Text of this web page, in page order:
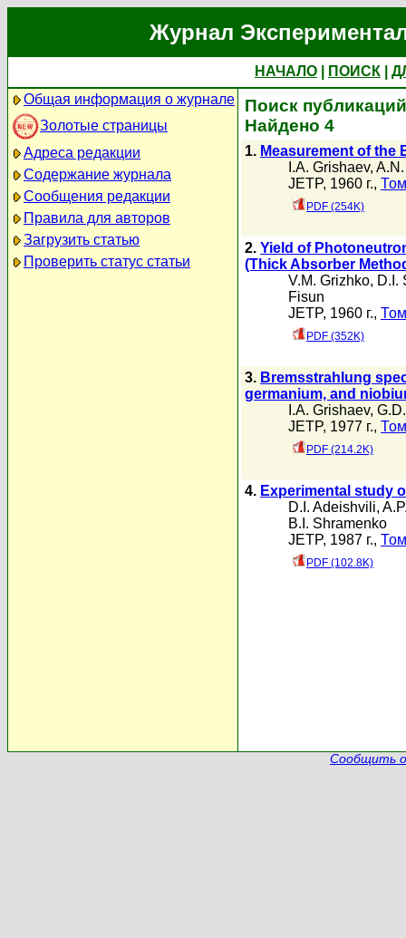
Журнал
НАЧАЛО ПОИСК
Общая информация о журнале
Золотые страницы
Адреса редакции
Содержание журнала
Сообщения редакции
Правила для авторов
Загрузить статью
Проверить статус статьи
Поиск
Найдено 4
1. Measurement of the
I.A. Grishaev,
JETP, 1960 г.,
PDF (254K)
2. Yield of
(Thick Absorber
V.M. Grizhko, D.I.
Fisun
JETP, 1960 г.,
PDF (352K)
3. Bremsstrahlung
germanium, and
I.A. Grishaev,
JETP, 1977 г.,
PDF (214.2K)
4. Experimental study
D.I. Adeishvili,
B.I. Shramenko
JETP, 1987 г.,
PDF (102.8K)
Сообщить о